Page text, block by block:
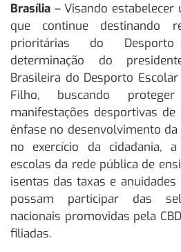
Brasília – Visando
que continue destinando
prioritárias do
determinação do
Brasileira do Desporto Escolar
Filho, buscando
manifestações desportivas de
ênfase no desenvolvimento
no exercício da cidadania,
escolas da rede pública de
isentas das taxas e
possam participar das
nacionais promovidas pela
filiadas.